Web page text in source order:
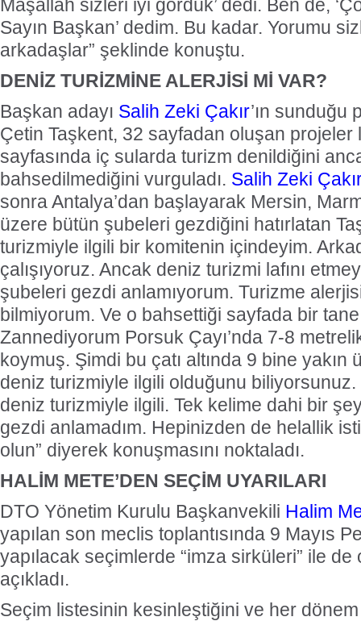
Maşallah sizleri iyi gördük’ dedi. Ben de,
Sayın Başkan’ dedim. Bu kadar. Yorumu
arkadaşlar” şeklinde konuştu.
DENİZ TURİZMİNE ALERJİSİ Mİ VAR?
Başkan adayı Salih Zeki Çakır’ın sunduğu
Çetin Taşkent, 32 sayfadan oluşan projeler
sayfasında iç sularda turizm denildiğini
bahsedilmediğini vurguladı. Salih Zeki
sonra Antalya’dan başlayarak Mersin,
üzere bütün şubeleri gezdiğini hatırlatan
turizmiyle ilgili bir komitenin içindeyim.
çalışıyoruz. Ancak deniz turizmi lafını
şubeleri gezdi anlamıyorum. Turizme
bilmiyorum. Ve o bahsettiği sayfada bir
Zannediyorum Porsuk Çayı’nda 7-8
koymuş. Şimdi bu çatı altında 9 bine yakın
deniz turizmiyle ilgili olduğunu
deniz turizmiyle ilgili. Tek kelime dahi bir
gezdi anlamadım. Hepinizden de helallik
olun” diyerek konuşmasını noktaladı.
HALİM METE’DEN SEÇİM UYARILARI
DTO Yönetim Kurulu Başkanvekili Halim
yapılan son meclis toplantısında 9 Mayıs
yapılacak seçimlerde “imza sirküleri” ile de
açıkladı.
Seçim listesinin kesinleştiğini ve her